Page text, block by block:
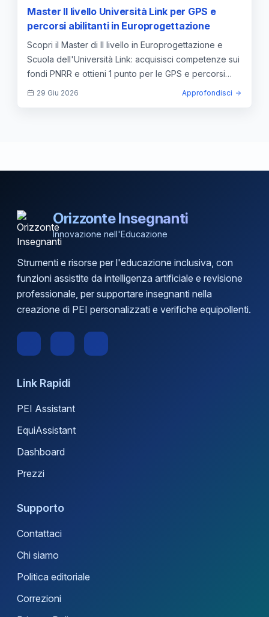
Master II livello Università Link per GPS e
percorsi abilitanti in Europrogettazione
Scopri il Master di II livello in Europrogettazione e
Scuola dell'Università Link: acquisisci competenze sui
fondi PNRR e ottieni 1 punto per le GPS e percorsi
abilitanti.
29 Giu 2026 Approfondisci
Orizzonte Insegnanti
Innovazione nell'Educazione
Strumenti e risorse per l'educazione inclusiva, con
funzioni assistite da intelligenza artificiale e revisione
professionale, per supportare insegnanti nella
creazione di PEI personalizzati e verifiche equipollenti.
Link Rapidi
PEI Assistant
EquiAssistant
Dashboard
Prezzi
Supporto
Contattaci
Chi siamo
Politica editoriale
Correzioni